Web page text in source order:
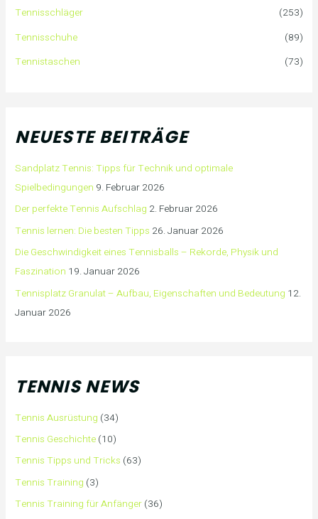
Tennisschläger
(253)
Tennisschuhe
(89)
Tennistaschen
(73)
NEUESTE BEITRÄGE
Sandplatz Tennis: Tipps für Technik und optimale
Spielbedingungen 9. Februar 2026
Der perfekte Tennis Aufschlag 2. Februar 2026
Tennis lernen: Die besten Tipps 26. Januar 2026
Die Geschwindigkeit eines Tennisballs – Rekorde, Physik und
Faszination 19. Januar 2026
Tennisplatz Granulat – Aufbau, Eigenschaften und Bedeutung 12.
Januar 2026
TENNIS NEWS
Tennis Ausrüstung (34)
Tennis Geschichte (10)
Tennis Tipps und Tricks (63)
Tennis Training (3)
Tennis Training für Anfänger (36)